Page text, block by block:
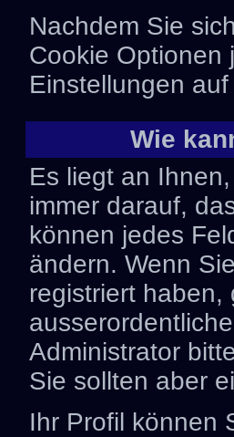
Nachdem Sie
Cookie Optionen
Einstellungen
Wie
Es liegt an
immer darauf,
können jedes
ändern. Wenn
registriert
Administrator
Sie sollten aber
Ihr Profil können